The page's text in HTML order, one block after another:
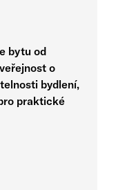
bytu od
o
bydlení,
praktické